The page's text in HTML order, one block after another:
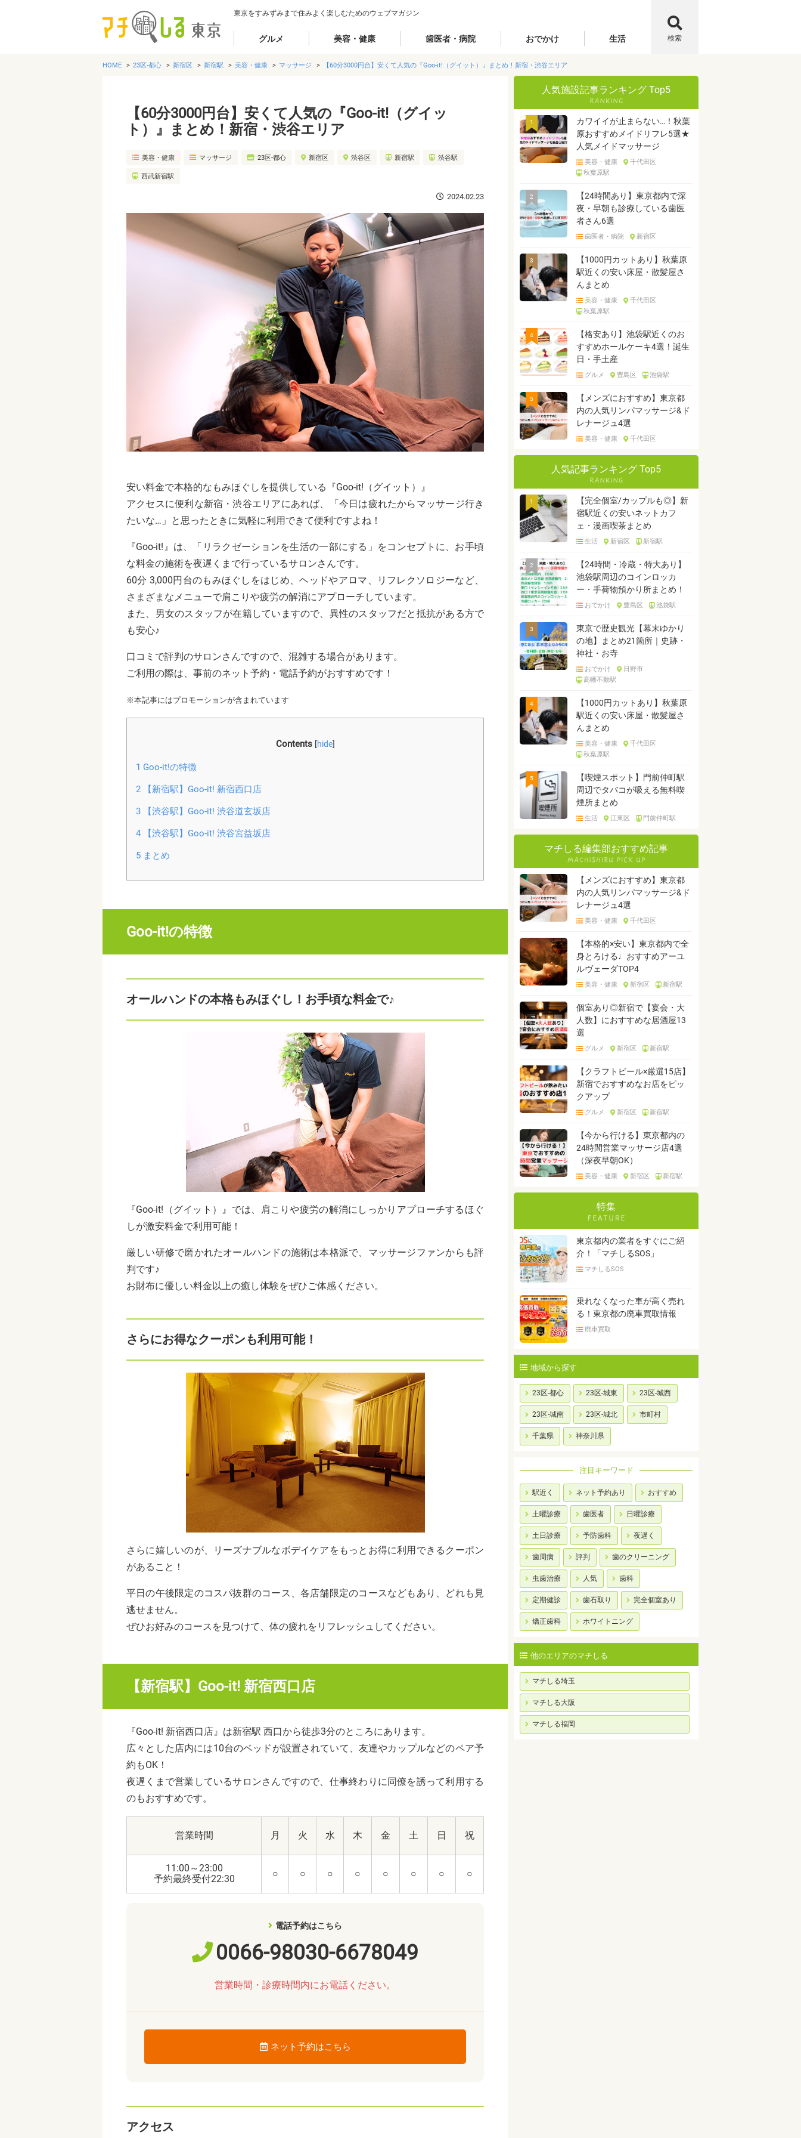
東京をすみずみまで住みよく楽しむためのウェブマガジン
グルメ 美容・健康 歯医者・病院 おでかけ 生活 検索
HOME 23区-都心 新宿区 新宿駅 美容・健康 マッサージ 【60分3000円台】安くて人気の『Goo-it!（グイット）』まとめ！新宿・渋谷エリア
【60分3000円台】安くて人気の『Goo-it!（グイッ
ト）』まとめ！新宿・渋谷エリア
美容・健康 マッサージ 23区-都心 新宿区 渋谷区 新宿駅 渋谷駅
西武新宿駅
2024.02.23
安い料金で本格的なもみほぐしを提供している『Goo-it!（グイット）』
アクセスに便利な新宿・渋谷エリアにあれば、「今日は疲れたからマッサージ行き
たいな…」と思ったときに気軽に利用できて便利ですよね！
『Goo-it!』は、「リラクゼーションを生活の一部にする」をコンセプトに、お手頃
な料金の施術を夜遅くまで行っているサロンさんです。
60分 3,000円台のもみほぐしをはじめ、ヘッドやアロマ、リフレクソロジーなど、
さまざまなメニューで肩こりや疲労の解消にアプローチしています。
また、男女のスタッフが在籍していますので、異性のスタッフだと抵抗がある方で
も安心♪
口コミで評判のサロンさんですので、混雑する場合があります。
ご利用の際は、事前のネット予約・電話予約がおすすめです！
※本記事にはプロモーションが含まれています
Contents [hide]
1 Goo-it!の特徴
2【新宿駅】Goo-it! 新宿西口店
3【渋谷駅】Goo-it! 渋谷道玄坂店
4【渋谷駅】Goo-it! 渋谷宮益坂店
5まとめ
Goo-it!の特徴
オールハンドの本格もみほぐし！お手頃な料金で♪
『Goo-it!（グイット）』では、肩こりや疲労の解消にしっかりアプローチするほぐ
しが激安料金で利用可能！
厳しい研修で磨かれたオールハンドの施術は本格派で、マッサージファンからも評
判です♪
お財布に優しい料金以上の癒し体験をぜひご体感ください。
さらにお得なクーポンも利用可能！
さらに嬉しいのが、リーズナブルなボデイケアをもっとお得に利用できるクーポン
があること！
平日の午後限定のコスパ抜群のコース、各店舗限定のコースなどもあり、どれも見
逃せません。
ぜひお好みのコースを見つけて、体の疲れをリフレッシュしてください。
【新宿駅】Goo-it! 新宿西口店
『Goo-it! 新宿西口店』は新宿駅 西口から徒歩3分のところにあります。
広々とした店内には10台のベッドが設置されていて、友達やカップルなどのペア予
約もOK！
夜遅くまで営業しているサロンさんですので、仕事終わりに同僚を誘って利用する
のもおすすめです。
営業時間 月 火 水 木 金 土 日 祝
11:00～23:00
予約最終受付22:30
○ ○ ○ ○ ○ ○ ○ ○
電話予約はこちら
0066-98030-6678049
営業時間・診療時間内にお電話ください。
ネット予約はこちら
アクセス
人気施設記事ランキング Top5
1
カワイイが止まらない…！秋葉
原おすすめメイドリフレ5選★
人気メイドマッサージ
美容・健康
千代田区
秋葉原駅
2
【24時間あり】東京都内で深
夜・早朝も診療している歯医
者さん6選
歯医者・病院 新宿区
3
【1000円カットあり】秋葉原
駅近くの安い床屋・散髪屋さ
んまとめ
美容・健康
千代田区
秋葉原駅
4
【格安あり】池袋駅近くのお
すすめホールケーキ4選！誕生
日・手土産
グルメ 豊島区 池袋駅
5
【メンズにおすすめ】東京都
内の人気リンパマッサージ&ド
レナージュ4選
美容・健康 千代田区
人気記事ランキング Top5
1
【完全個室/カップルも◎】新
宿駅近くの安いネットカフ
ェ・漫画喫茶まとめ
生活 新宿区 新宿駅
2
【24時間・冷蔵・特大あり】
池袋駅周辺のコインロッカ
ー・手荷物預かり所まとめ！
おでかけ 豊島区 池袋駅
3
東京で歴史観光【幕末ゆかり
の地】まとめ21箇所｜史跡・
神社・お寺
おでかけ
日野市
高幡不動駅
4
【1000円カットあり】秋葉原
駅近くの安い床屋・散髪屋さ
んまとめ
美容・健康
千代田区
秋葉原駅
5
【喫煙スポット】門前仲町駅
周辺でタバコが吸える無料喫
煙所まとめ
生活 江東区 門前仲町駅
マチしる編集部おすすめ記事
【メンズにおすすめ】東京都
内の人気リンパマッサージ&ド
レナージュ4選
美容・健康 千代田区
【本格的×安い】東京都内で全
身とろける♩おすすめアーユ
ルヴェーダTOP4
美容・健康 新宿区 新宿駅
個室あり◎新宿で【宴会・大
人数】におすすめな居酒屋13
選
グルメ 新宿区 新宿駅
【クラフトビール×厳選15店】
新宿でおすすめなお店をピッ
クアップ
グルメ 新宿区 新宿駅
【今から行ける】東京都内の
24時間営業マッサージ店4選
（深夜早朝OK）
美容・健康 新宿区 新宿駅
特集
東京都内の業者をすぐにご紹
介！「マチしるSOS」
マチしるSOS
乗れなくなった車が高く売れ
る！東京都の廃車買取情報
廃車買取
地域から探す
23区-都心 23区-城東 23区-城西
23区-城南 23区-城北 市町村
千葉県 神奈川県
注目キーワード
駅近く ネット予約あり おすすめ
土曜診療 歯医者 日曜診療
土日診療 予防歯科 夜遅く
歯周病 評判 歯のクリーニング
虫歯治療 人気 歯科
定期健診 歯石取り 完全個室あり
矯正歯科 ホワイトニング
他のエリアのマチしる
マチしる埼玉
マチしる大阪
マチしる福岡